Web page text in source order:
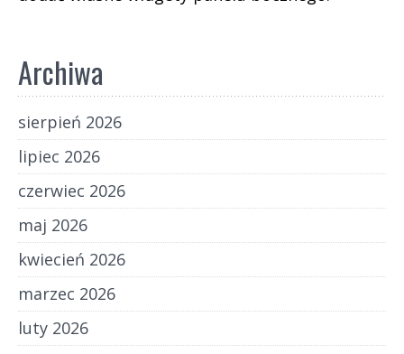
Archiwa
sierpień 2026
lipiec 2026
czerwiec 2026
maj 2026
kwiecień 2026
marzec 2026
luty 2026